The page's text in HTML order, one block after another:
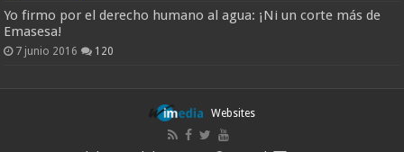
Yo firmo por el derecho humano al agua: ¡Ni un corte más de
Emasesa!
7 junio 2016 120
Websites